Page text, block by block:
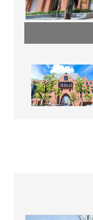
企業ITのトレ
経営リーダー
マーケ×ITの今
ITエンジニア
モノづくり技